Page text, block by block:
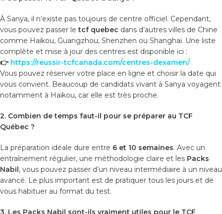
À Sanya, il n’existe pas toujours de centre officiel. Cependant,
vous pouvez passer letcf quebec dans d’autres villes de Chine
comme Haikou, Guangzhou, Shenzhen ou Shanghai. Une liste
complète et mise à jour des centres est disponible ici :
👉 https://reussir-tcfcanada.com/centres-dexamen/
Vous pouvez réserver votre place en ligne et choisir la date qui
vous convient. Beaucoup de candidats vivant à Sanya voyagent
notamment à Haikou, car elle est très proche.
2. Combien de temps faut-il pour se préparer au TCF
Québec ?
La préparation idéale dure entre 6 et 10 semaines. Avec un
entraînement régulier, une méthodologie claire et les Packs
Nabil, vous pouvez passer d’un niveau intermédiaire à un niveau
avancé. Le plus important est de pratiquer tous les jours et de
vous habituer au format du test.
3. Les Packs Nabil sont-ils vraiment utiles pour le TCF